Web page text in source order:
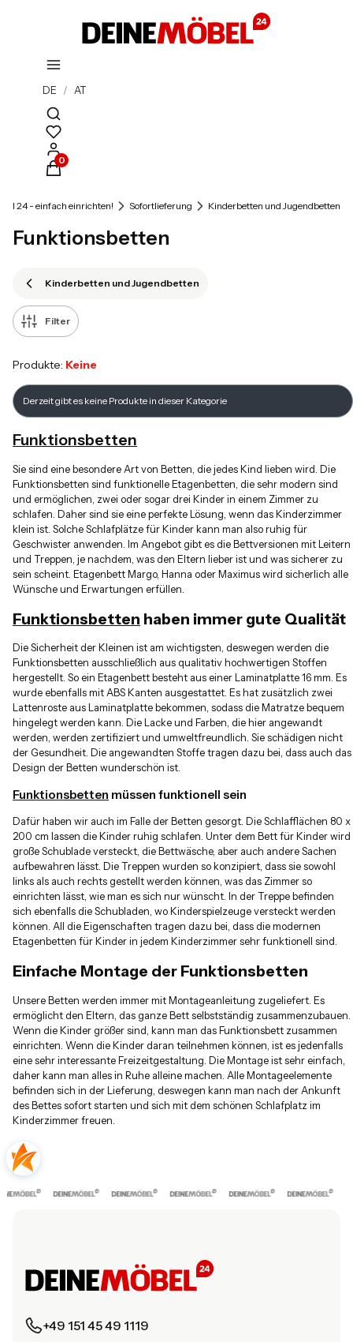
DE / AT
Suchmaschine öffnen
Produkte im Warenkorb: 0. Details anzeigen
24 - einfach einrichten! Sofortlieferung Kinderbetten und Jugendbetten
Funktionsbetten
Kinderbetten und Jugendbetten
Filter
Produkte: Keine
Produktliste
Derzeit gibt es keine Produkte in dieser Kategorie
Funktionsbetten
Sie sind eine besondere Art von Betten, die jedes Kind lieben wird. Die
Funktionsbetten sind funktionelle Etagenbetten, die sehr modern sind
und ermöglichen, zwei oder sogar drei Kinder in einem Zimmer zu
schlafen. Daher sind sie eine perfekte Lösung, wenn das Kinderzimmer
klein ist. Solche Schlafplätze für Kinder kann man also ruhig für
Geschwister anwenden. Im Angebot gibt es die Bettversionen mit Leitern
und Treppen, je nachdem, was den Eltern lieber ist und was sicherer zu
sein scheint. Etagenbett Margo, Hanna oder Maximus wird sicherlich alle
Wünsche und Erwartungen erfüllen.
Funktionsbetten haben immer gute Qualität
Die Sicherheit der Kleinen ist am wichtigsten, deswegen werden die
Funktionsbetten ausschließlich aus qualitativ hochwertigen Stoffen
hergestellt. So ein Etagenbett besteht aus einer Laminatplatte 16 mm. Es
wurde ebenfalls mit ABS Kanten ausgestattet. Es hat zusätzlich zwei
Lattenroste aus Laminatplatte bekommen, sodass die Matratze bequem
hingelegt werden kann. Die Lacke und Farben, die hier angewandt
werden, werden zertifiziert und umweltfreundlich. Sie schädigen nicht
der Gesundheit. Die angewandten Stoffe tragen dazu bei, dass auch das
Design der Betten wunderschön ist.
Funktionsbetten müssen funktionell sein
Dafür haben wir auch im Falle der Betten gesorgt. Die Schlafflächen 80 x
200 cm lassen die Kinder ruhig schlafen. Unter dem Bett für Kinder wird
große Schublade versteckt, die Bettwäsche, aber auch andere Sachen
aufbewahren lässt. Die Treppen wurden so konzipiert, dass sie sowohl
links als auch rechts gestellt werden können, was das Zimmer so
einrichten lässt, wie man es sich nur wünscht. In der Treppe befinden
sich ebenfalls die Schubladen, wo Kinderspielzeuge versteckt werden
können. All die Eigenschaften tragen dazu bei, dass die modernen
Etagenbetten für Kinder in jedem Kinderzimmer sehr funktionell sind.
Einfache Montage der Funktionsbetten
Unsere Betten werden immer mit Montageanleitung zugeliefert. Es
ermöglicht den Eltern, das ganze Bett selbstständig zusammenzubauen.
Wenn die Kinder größer sind, kann man das Funktionsbett zusammen
einrichten. Wenn die Kinder daran teilnehmen können, ist es jedenfalls
eine sehr interessante Freizeitgestaltung. Die Montage ist sehr einfach,
daher kann man alles in Ruhe alleine machen. Alle Montageelemente
befinden sich in der Lieferung, deswegen kann man nach der Ankunft
des Bettes sofort starten und sich mit dem schönen Schlafplatz im
Kinderzimmer freuen.
+49 151 45 49 1119